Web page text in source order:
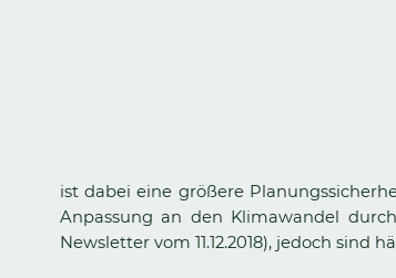
ist dabei eine größere
Anpassung an den Klimawandel
Newsletter vom 11.12.2018), jedoch